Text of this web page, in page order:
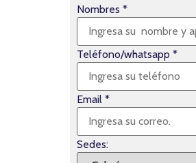
Nombres *
Teléfono/whatsapp *
Email *
Sedes: